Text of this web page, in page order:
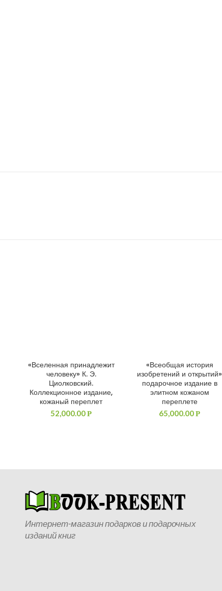
ДОБАВИТЬ В КОРЗИНУ
«Вселенная принадлежит
человеку» К. Э.
Циолковский.
Коллекционное издание,
кожаный переплет
52,000.00Р
ДОБАВИТЬ В КОРЗИНУ
«Всеобщая история
изобретений и открытий»
подарочное издание в
элитном кожаном
переплете
65,000.00Р
Интернет-магазин подарков и подарочных
изданий книг